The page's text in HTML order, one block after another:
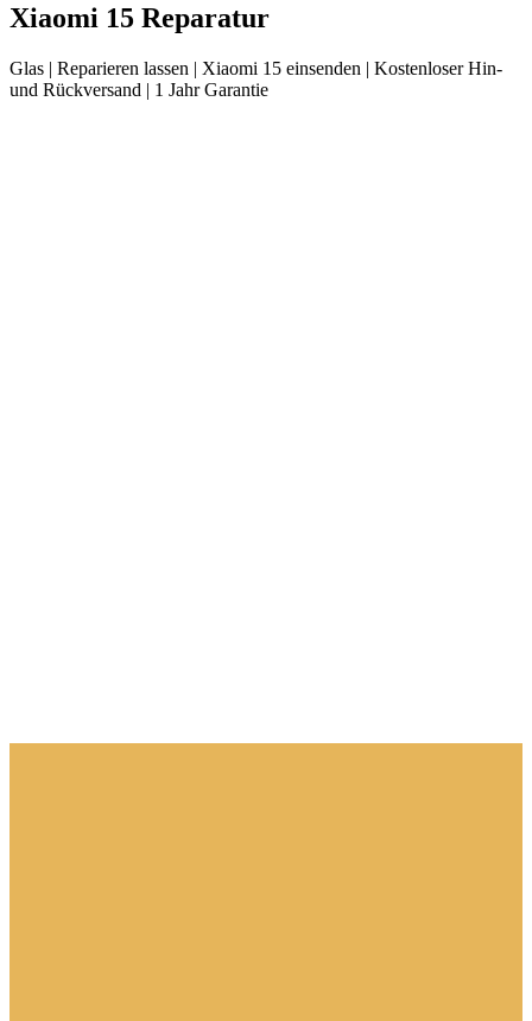
Xiaomi 15 Reparatur
Glas | Reparieren lassen | Xiaomi 15 einsenden | Kostenloser Hin-
und Rückversand | 1 Jahr Garantie